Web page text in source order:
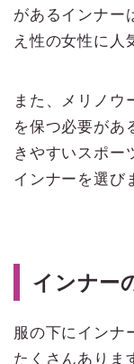
があるインナー
え性の女性に人
また、メリノウ
を保つ必要があ
きやすいスポー
インナーを選び
インナー
服の下にインナ
たくさんありま